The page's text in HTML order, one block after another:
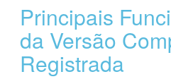
Principais
da Versão
Registrada